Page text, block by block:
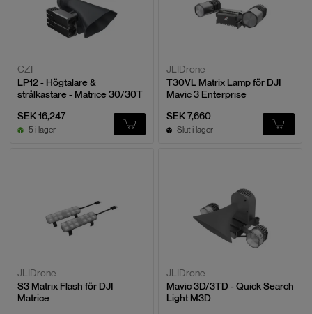
CZI
LP12 - Högtalare &
strålkastare - Matrice 30/30T
SEK 16,247
5 i lager
JLIDrone
T30VL Matrix Lamp för DJI
Mavic 3 Enterprise
SEK 7,660
Slut i lager
JLIDrone
S3 Matrix Flash för DJI
Matrice
JLIDrone
Mavic 3D/3TD - Quick Search
Light M3D